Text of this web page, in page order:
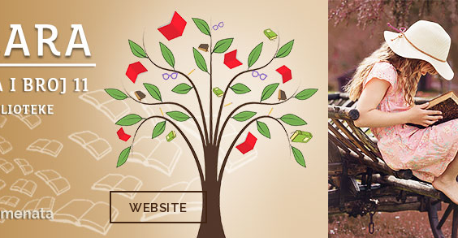
WEBSITE